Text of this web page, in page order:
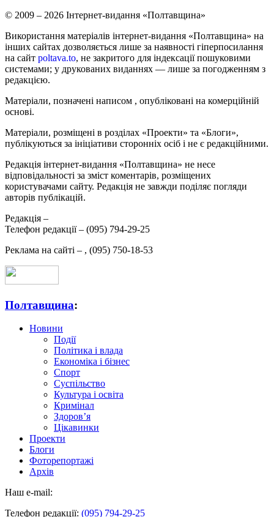
© 2009 – 2026 Інтернет-видання «Полтавщина»
Використання матеріалів інтернет-видання «Полтавщина» на
інших сайтах дозволяється лише за наявності гіперпосилання
на сайт poltava.to, не закритого для індексації пошуковими
системами; у друкованих виданнях — лише за погодженням з
редакцією.
Матеріали, позначені написом , опубліковані на комерційній
основі.
Матеріали, розміщені в розділах «Проекти» та «Блоги»,
публікуються за ініціативи сторонніх осіб і не є редакційними.
Редакція інтернет-видання «Полтавщина» не несе
відповідальності за зміст коментарів, розміщених
користувачами сайту. Редакція не завжди поділяє погляди
авторів публікацій.
Редакція –
Телефон редакції – (095) 794-29-25
Реклама на сайті – , (095) 750-18-53
Полтавщина:
Новини
Події
Політика і влада
Економіка і бізнес
Спорт
Суспільство
Культура і освіта
Кримінал
Здоров’я
Цікавинки
Проекти
Блоги
Фоторепортажі
Архів
Наш e-mail:
Телефон редакції: (095) 794-29-25